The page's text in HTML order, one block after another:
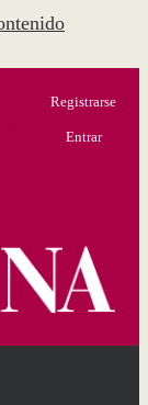
Registrarse
Entrar